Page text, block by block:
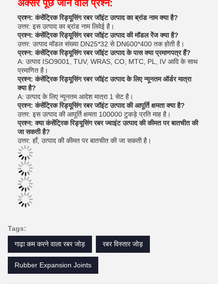
अक्सर पूछे जाने वाले प्रश्न:
प्रश्न: कंसेंट्रिक रिड्यूसिंग रबर जॉइंट उत्पाद का ब्रांड नाम क्या है?
उत्तर: इस उत्पाद का ब्रांड नाम लिवेई है।
प्रश्न: कंसेंट्रिक रिड्यूसिंग रबर जॉइंट उत्पाद की मॉडल रेंज क्या है?
उत्तर: उत्पाद मॉडल संख्या DN25*32 से DN600*400 तक होती है।
प्रश्न: कंसेंट्रिक रिड्यूसिंग रबर जॉइंट उत्पाद के पास क्या प्रमाणपत्र हैं?
A: उत्पाद ISO9001, TUV, WRAS, CO, MTC, PL, IV आदि के साथ
प्रमाणित है।
प्रश्न: कंसेंट्रिक रिड्यूसिंग रबर जॉइंट उत्पाद के लिए न्यूनतम ऑर्डर मात्रा
क्या है?
A: उत्पाद के लिए न्यूनतम आदेश मात्रा 1 सेट है।
प्रश्न: कंसेंट्रिक रिड्यूसिंग रबर जॉइंट उत्पाद की आपूर्ति क्षमता क्या है?
उत्तर: इस उत्पाद की आपूर्ति क्षमता 100000 टुकड़े प्रति माह है।
प्रश्न: क्या कंसेंट्रिक रिड्यूसिंग रबर ज्वाइंट उत्पाद की कीमत पर बातचीत की
जा सकती है?
उत्तर: हाँ, उत्पाद की कीमत पर बातचीत की जा सकती है।
Tags:
गाढ़ा कम करने वाला रबर जोड़
रबर विस्तार जोड़
Rubber Expansion Joints